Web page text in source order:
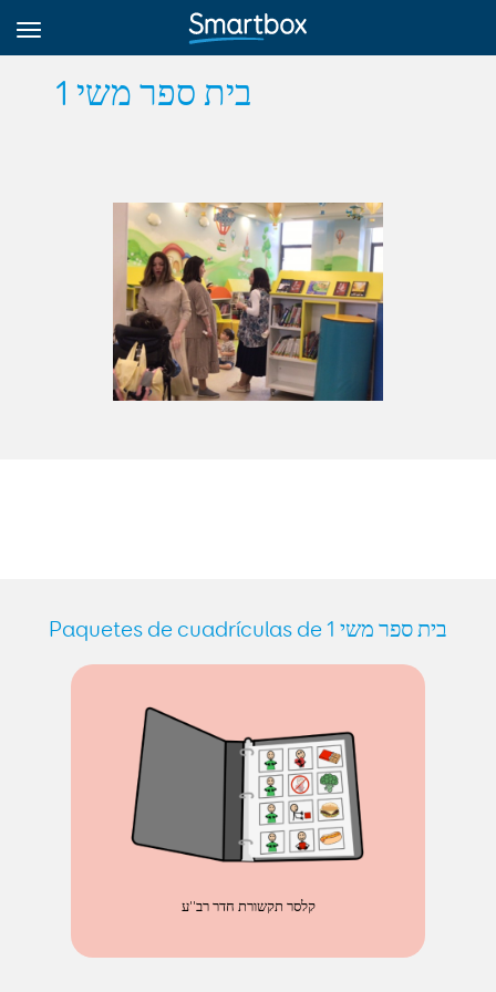
Iniciar sesión
Regístrate
Español
בית ספר משי 1
Paquetes de cuadrículas de בית ספר משי 1
קלסר תקשורת חדר רב''ע